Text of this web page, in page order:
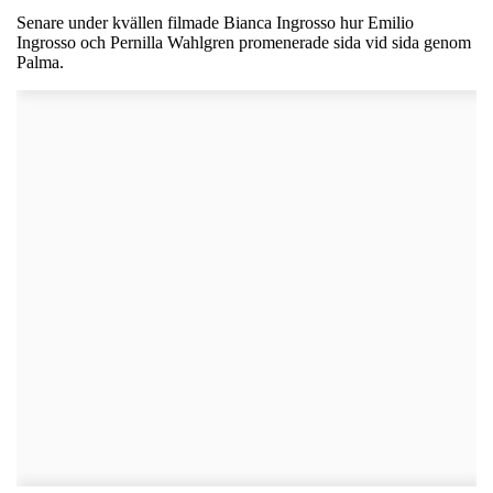
Senare under kvällen filmade Bianca Ingrosso hur Emilio
Ingrosso och Pernilla Wahlgren promenerade sida vid sida genom
Palma.